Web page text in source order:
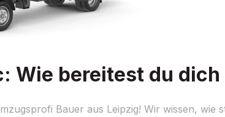
Wie bereitest du dich
Bauer aus Leipzig! Wir wissen, wie